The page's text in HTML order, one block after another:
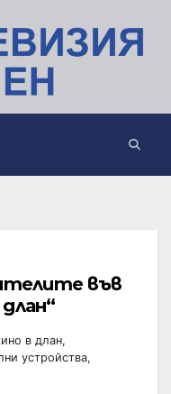
във
в длан,
устройства,